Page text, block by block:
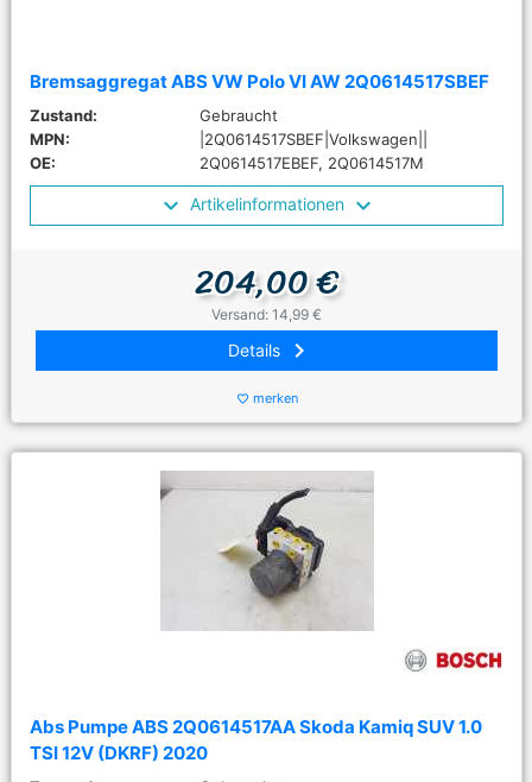
Bremsaggregat ABS VW Polo VI AW 2Q0614517SBEF
Zustand:
Gebraucht
MPN:
|2Q0614517SBEF|Volkswagen||
OE:
2Q0614517EBEF, 2Q0614517M
Artikelinformationen
204,00 €
Versand: 14,99 €
Details keyboard_arrow_right
favorite_border merken
Abs Pumpe ABS 2Q0614517AA Skoda Kamiq SUV 1.0
TSI 12V (DKRF) 2020